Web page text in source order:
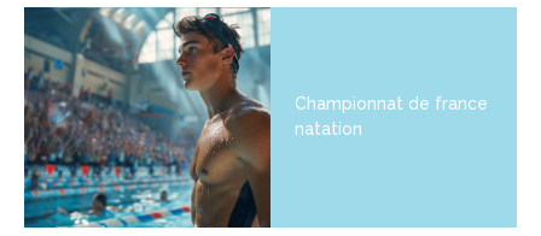
Championnat de france
natation